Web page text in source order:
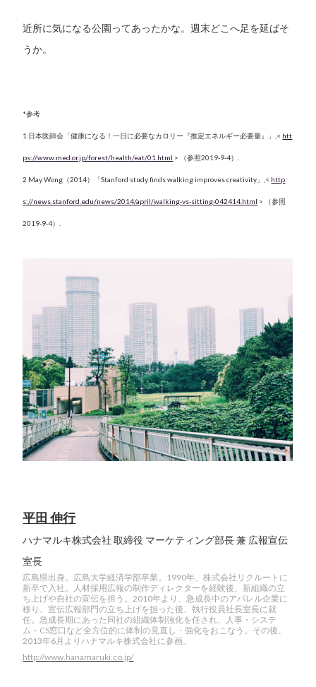
近所に気になる公園ってあったかな。週末どこへ足を延ばそ
うか。
*参考
1 日本医師会「健康になる！一日に必要なカロリー『推定エネルギー必要量』」,< htt
ps://www.med.or.jp/forest/health/eat/01.html > （参照2019-9-4）.
2 May Wong（2014）「Stanford study finds walking improves creativity」,< http
s://news.stanford.edu/news/2014/april/walking-vs-sitting-042414.html > （参照
2019-9-4）.
平田 伸行
ハナマルキ株式会社 取締役 マーケティング部長 兼 広報宣伝
室長
広島県出身。広島大学経済学部卒業。1990年、株式会社リクルートに
新卒で入社。人材採用広報の制作ディレクターを経験後、新組織の立
ち上げや自社の宣伝を担う。2010年より、急成長中のアパレル企業に
移り、宣伝広報部門の立ち上げを担った後、執行役員社長室長に就
任。急成長期にあった同社の組織体制強化を任され、人事・システ
ム・CS窓口など全方位的に体制の見直し・強化をおこなう。その後、
2013年6月よりハナマルキ株式会社に参画。
http://www.hanamaruki.co.jp/